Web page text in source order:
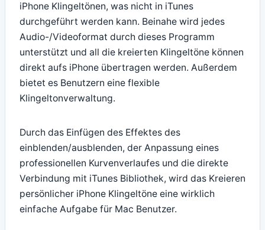
iPhone Klingeltönen, was nicht in iTunes
durchgeführt werden kann. Beinahe wird jedes
Audio-/Videoformat durch dieses Programm
unterstützt und all die kreierten Klingeltöne können
direkt aufs iPhone übertragen werden. Außerdem
bietet es Benutzern eine flexible
Klingeltonverwaltung.
Durch das Einfügen des Effektes des
einblenden/ausblenden, der Anpassung eines
professionellen Kurvenverlaufes und die direkte
Verbindung mit iTunes Bibliothek, wird das Kreieren
persönlicher iPhone Klingeltöne eine wirklich
einfache Aufgabe für Mac Benutzer.